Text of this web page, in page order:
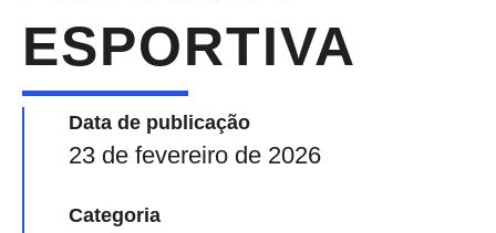
ESPORTIVA
Data de publicação
23 de fevereiro de 2026
Categoria